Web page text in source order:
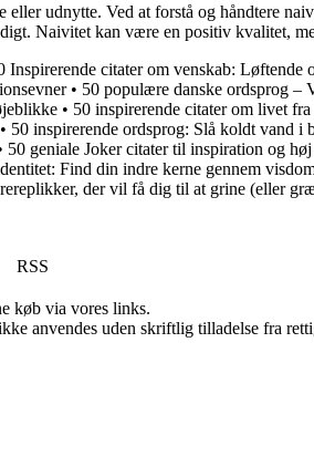
udnytte. Ved at forstå og håndtere
Naivitet kan være en positiv kvalitet,
Inspirerende citater om venskab: Løftende
• 50 populære danske ordsprog –
• 50 inspirerende citater om livet
50 inspirerende ordsprog: Slå koldt vand i
50 geniale Joker citater til inspiration og
Find din indre kerne gennem
der vil få dig til at grine (eller
RSS
køb via vores links.
anvendes uden skriftlig tilladelse fra